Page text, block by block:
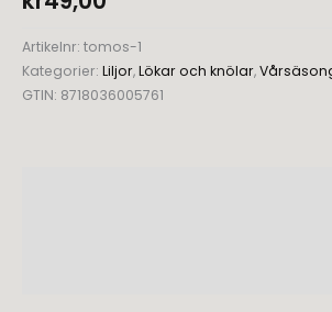
Artikelnr: tomos-1
Kategorier: Liljor,Lökar och knölar,
GTIN: 8718036005761